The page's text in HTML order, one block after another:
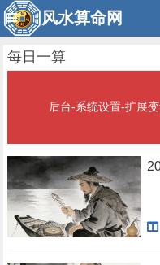
风水算命网
每日一算
后台-系统设置-扩展